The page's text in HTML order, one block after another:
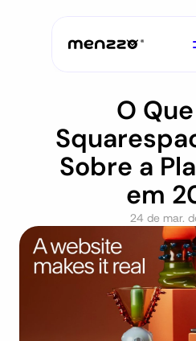
O
Sobre a
em
24 de mar.